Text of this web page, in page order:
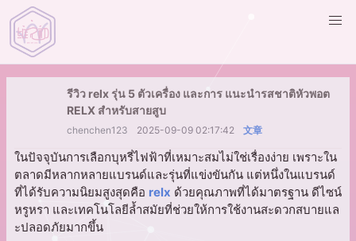
รีวิว relx รุ่น 5 ตัวเครื่อง และการ แนะนำรสชาติหัวพอต
RELX สำหรับสายสูบ
chenchen123 2025-09-09 02:17:42 文章
ในปัจจุบันการเลือกบุหรี่ไฟฟ้าที่เหมาะสมไม่ใช่เรื่องง่าย เพราะใน
ตลาดมีหลากหลายแบรนด์และรุ่นที่แข่งขันกัน แต่หนึ่งในแบรนด์
ที่ได้รับความนิยมสูงสุดคือ relx ด้วยคุณภาพที่ได้มาตรฐาน ดีไซน์
หรูหรา และเทคโนโลยีล้ำสมัยที่ช่วยให้การใช้งานสะดวกสบายแล
ะปลอดภัยมากขึ้น